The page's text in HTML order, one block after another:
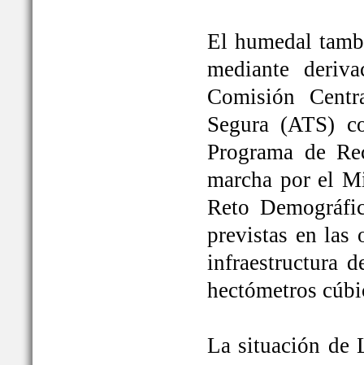
El humedal
mediante
Comisión
Segura (ATS)
Programa de
marcha por el
Reto
previstas en las
infraestructura
hectómetros
La situación de